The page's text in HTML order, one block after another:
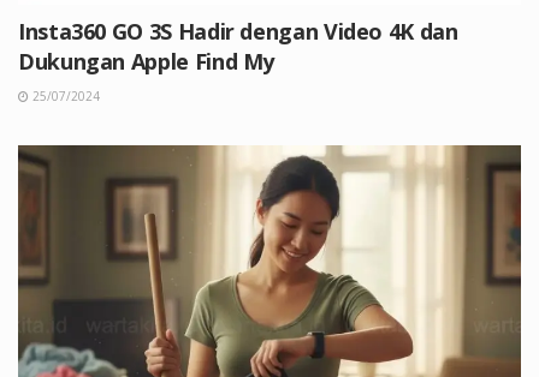
Insta360 GO 3S Hadir dengan Video 4K dan
Dukungan Apple Find My
25/07/2024